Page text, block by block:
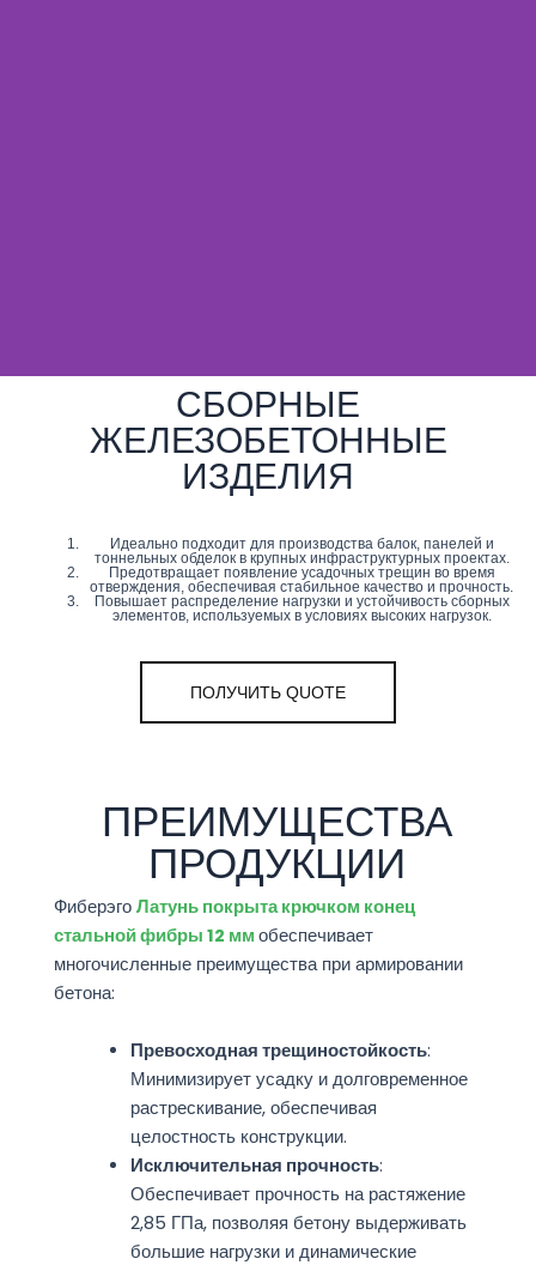
СБОРНЫЕ
ЖЕЛЕЗОБЕТОННЫЕ
ИЗДЕЛИЯ
Идеально подходит для производства балок, панелей и
тоннельных обделок в крупных инфраструктурных проектах.
Предотвращает появление усадочных трещин во время
отверждения, обеспечивая стабильное качество и прочность.
Повышает распределение нагрузки и устойчивость сборных
элементов, используемых в условиях высоких нагрузок.
ПОЛУЧИТЬ QUOTE
ПРЕИМУЩЕСТВА
ПРОДУКЦИИ
Фиберэго Латунь покрыта крючком конец
стальной фибры 12 мм обеспечивает
многочисленные преимущества при армировании
бетона:
Превосходная трещиностойкость:
Минимизирует усадку и долговременное
растрескивание, обеспечивая
целостность конструкции.
Исключительная прочность:
Обеспечивает прочность на растяжение
2,85 ГПа, позволяя бетону выдерживать
большие нагрузки и динамические